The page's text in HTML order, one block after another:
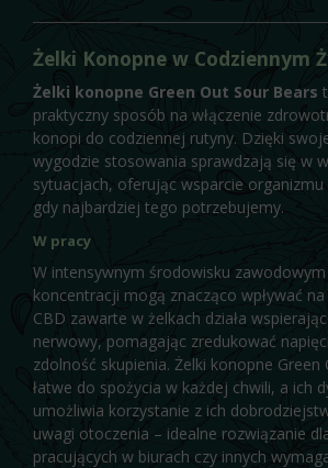
Żelki Konopne w Codziennym
Żelki konopne Green Out Sour Bears
praktyczny sposób na włączenie
konopi do codziennej rutyny. Dzięki
wygodzie stosowania sprawdzają się w
sytuacjach, oferując wsparcie
gdy najbardziej tego potrzebujemy.
W pracy
W intensywnym środowisku
koncentracji mogą znacząco wpływać
CBD zawarte w żelkach działa
nerwowy, pomagając zredukować
zdolność skupienia. Żelki konopne Green
łatwe do spożycia w każdej chwili, a ich
umożliwia korzystanie z ich
uwagi otoczenia – idealne rozwiązanie
pracujących w biurach czy innych